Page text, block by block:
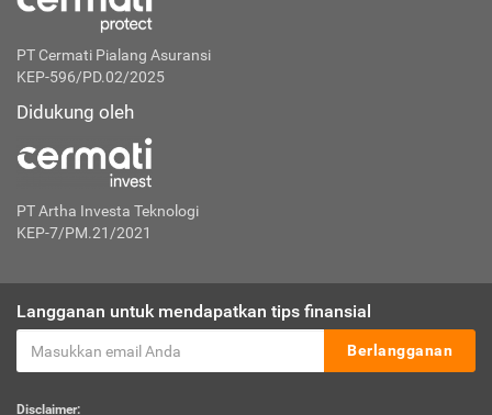
PT Cermati Pialang Asuransi
KEP-596/PD.02/2025
Didukung oleh
PT Artha Investa Teknologi
KEP-7/PM.21/2021
Langganan untuk mendapatkan tips finansial
Berlangganan
Disclaimer: